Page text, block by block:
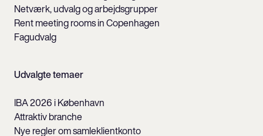
Netværk, udvalg og arbejdsgrupper
Rent meeting rooms in Copenhagen
Fagudvalg
Udvalgte temaer
IBA 2026 i København
Attraktiv branche
Nye regler om samleklientkonto